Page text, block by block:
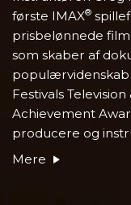
første IMAX®
prisbelønnede
som skaber af
Festivals
Achievement
producere og
Mere